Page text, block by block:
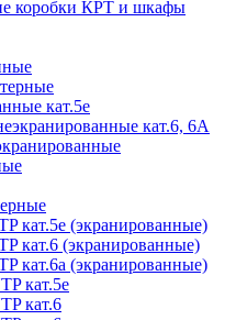
коробки КРТ и шкафы
кат.5е
кат.6, 6А
кат.5е (экранированные)
кат.6 (экранированные)
кат.6а (экранированные)
кат.5е
кат.6